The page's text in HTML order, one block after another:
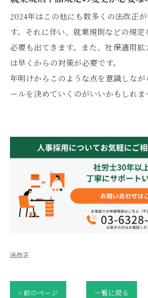
2024年はこの他にも数多くの法改正
す。それに伴い、就業規則などの規定
必要も出てきます。また、社保適用
は早くからの対策が必要です。
年明けからこのような点を意識しなが
ールを決めていくのがいいかもしれま
法改正
< 前のページ 一覧に戻る